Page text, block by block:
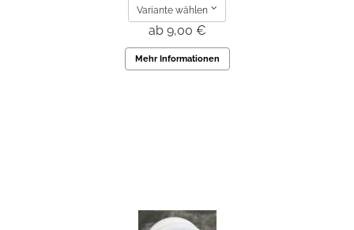
Variante wählen
ab 9,00 €
Mehr Informationen